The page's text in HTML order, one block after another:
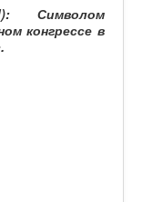
Символом
конгрессе в